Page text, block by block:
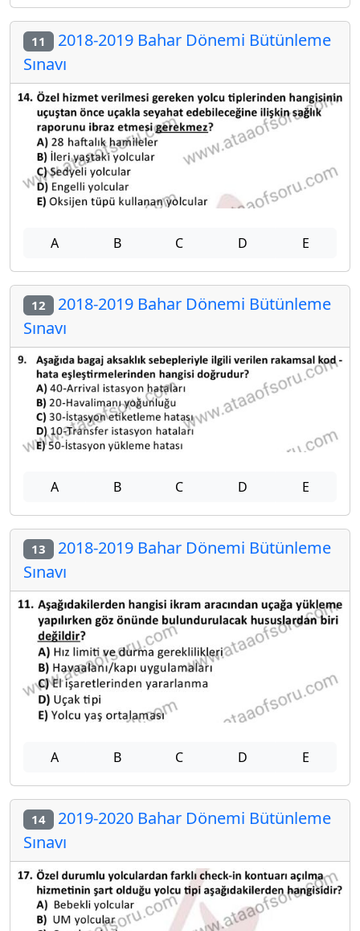
11 2018-2019 Bahar Dönemi Bütünleme
Sınavı
A B C D E
12 2018-2019 Bahar Dönemi Bütünleme
Sınavı
A B C D E
13 2018-2019 Bahar Dönemi Bütünleme
Sınavı
A B C D E
14 2019-2020 Bahar Dönemi Bütünleme
Sınavı